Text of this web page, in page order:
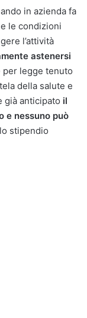
in azienda fa
le condizioni
l’attività
astenersi
per legge tenuto
della salute e
già anticipato il
e nessuno può
stipendio